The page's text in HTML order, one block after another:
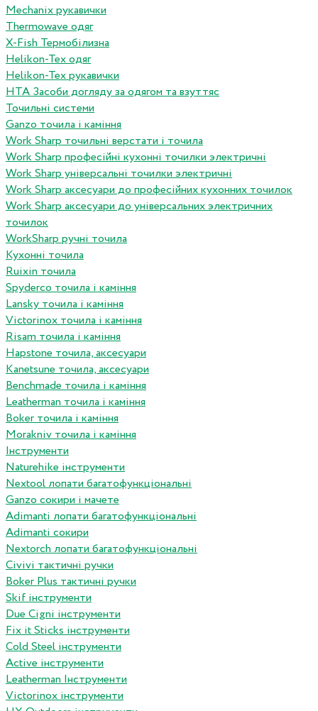
Mechanix рукавички
Thermowave одяг
X-Fish Термобілизна
Helikon-Tex одяг
Helikon-Tex рукавички
HTA Засоби догляду за одягом та взуттяс
Точильні системи
Ganzo точила і каміння
Work Sharp точильні верстати і точила
Work Sharp професiйнi кухоннi точилки электричнi
Work Sharp унiверсальнi точилки электричнi
Work Sharp аксесуари до професiйних кухонних точилок
Work Sharp аксесуари до унiверсальних электричних
точилок
WorkSharp ручні точила
Кухонні точила
Ruixin точила
Spyderco точила і каміння
Lansky точила і каміння
Victorinox точила і каміння
Risam точила і каміння
Hapstone точила, аксесуари
Kanetsune точила, аксесуари
Benchmade точила і каміння
Leatherman точила і каміння
Boker точила і каміння
Morakniv точила і каміння
Інструменти
Naturehike інструменти
Nextool лопати багатофункціональні
Ganzo сокири і мачете
Adimanti лопати багатофункціональні
Adimanti сокири
Nextorch лопати багатофункціональні
Сivivi тактичні ручки
Boker Plus тактичні ручки
Skif інструменти
Due Cigni інструменти
Fix it Sticks інструменти
Сold Steel інструменти
Active інструменти
Leatherman Інструменти
Victorinox інструменти